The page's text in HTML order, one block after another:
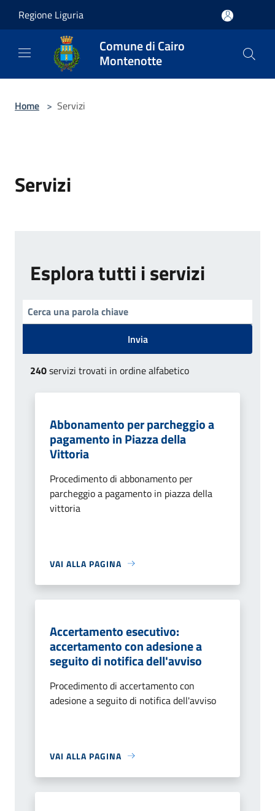
Regione Liguria
Comune di Cairo
Montenotte
Home > Servizi
Servizi
Esplora tutti i servizi
Invia
240servizi trovati in ordine alfabetico
Abbonamento per parcheggio a
pagamento in Piazza della
Vittoria
Procedimento di abbonamento per
parcheggio a pagamento in piazza della
vittoria
VAI ALLA PAGINA
Accertamento esecutivo:
accertamento con adesione a
seguito di notifica dell'avviso
Procedimento di accertamento con
adesione a seguito di notifica dell'avviso
VAI ALLA PAGINA